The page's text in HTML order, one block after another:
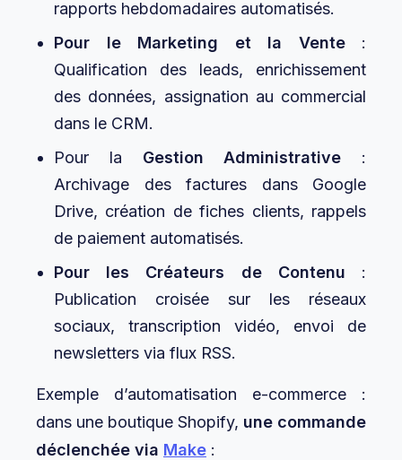
rapports hebdomadaires automatisés.
Pour le Marketing et la Vente:
Qualification des leads, enrichissement
des données, assignation au commercial
dans le CRM.
Pour la Gestion Administrative :
Archivage des factures dans Google
Drive, création de fiches clients, rappels
de paiement automatisés.
Pour les Créateurs de Contenu :
Publication croisée sur les réseaux
sociaux, transcription vidéo, envoi de
newsletters via flux RSS.
Exemple d’automatisation e-commerce :
dans une boutique Shopify, une commande
déclenchée via Make :